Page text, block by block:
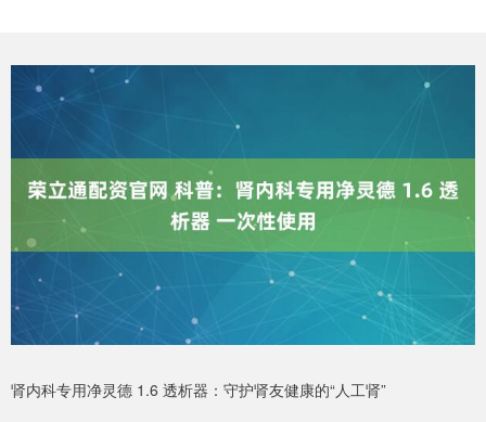
肾内科专用净灵德 1.6 透析器：守护肾友健康的“人工肾”